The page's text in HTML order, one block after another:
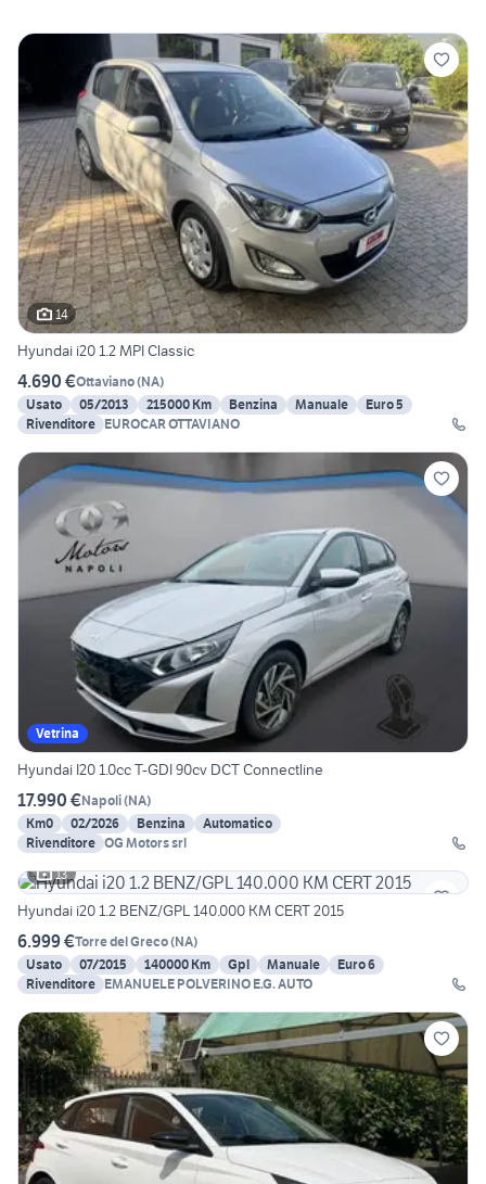
14
Hyundai i20 1.2 MPI Classic
4.690 €Ottaviano(NA)
Usato
05/2013 215000 Km Benzina Manuale
Euro 5
Rivenditore EUROCAR OTTAVIANO
Vetrina
Hyundai I20 1.0cc T-GDI 90cv DCT Connectline
17.990 €Napoli(NA)
Km0
02/2026 Benzina
Automatico
Rivenditore OG Motors srl
13
Hyundai i20 1.2 BENZ/GPL 140.000 KM CERT 2015
6.999 €Torre del Greco(NA)
Usato
07/2015 140000 Km Gpl Manuale
Euro 6
Rivenditore EMANUELE POLVERINO E.G. AUTO